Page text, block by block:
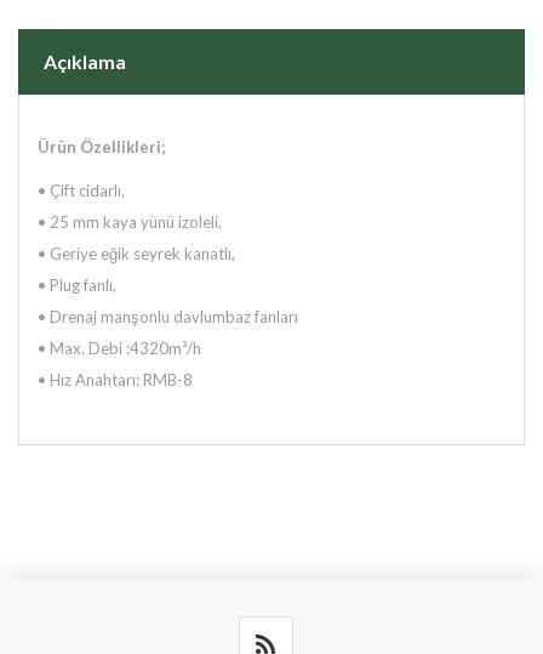
Açıklama
Ürün Özellikleri;
• Çift cidarlı,
• 25 mm kaya yünü izoleli,
• Geriye eğik seyrek kanatlı,
• Plug fanlı,
• Drenaj manşonlu davlumbaz fanları
• Max. Debi :4320m³/h
• Hız Anahtarı: RMB-8